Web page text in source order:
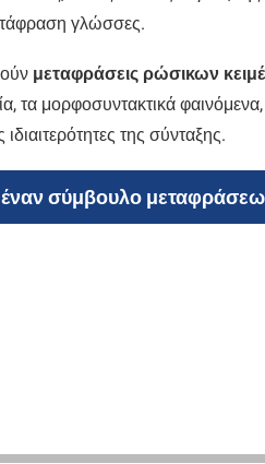
γλώσσες.
μεταφράσεις ρώσικων
τα μορφοσυντακτικά
της σύνταξης.
σύμβουλο